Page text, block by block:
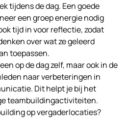
tijdens de dag. Een goede
een groep energie nodig
tijd in voor reflectie, zodat
over wat ze geleerd
toepassen.
op de dag zelf, maar ook in de
naar verbeteringen in
Dit helpt je bij het
teambuildingactiviteiten.
op vergaderlocaties?